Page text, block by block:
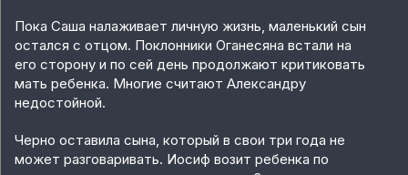
Пока Саша налаживает личную жизнь, маленький сын
остался с отцом. Поклонники Оганесяна встали на
его сторону и по сей день продолжают критиковать
мать ребенка. Многие считают Александру
недостойной.
Черно оставила сына, который в свои три года не
может разговаривать. Иосиф возит ребенка по